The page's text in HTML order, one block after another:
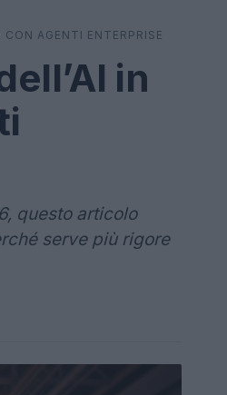
CON AGENTI ENTERPRISE
in
questo articolo
serve più rigore